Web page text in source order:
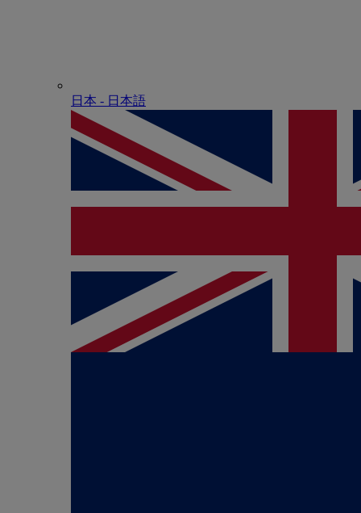
日本 - ⽇本語